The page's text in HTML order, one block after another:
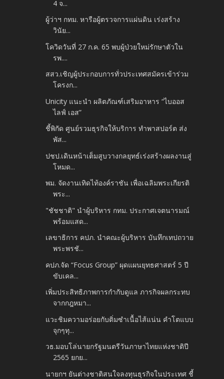
4 จ...
ผู้ว่าฯ กทม. หารือผู้ตรวจการแผ่นดิน เร่งสร้าง
วินัย...
โควิดวันที่ 27 ก.ค. 65 พบผู้ป่วยใหม่รักษาตัวใน
รพ....
สสว.เชิญผู้ประกอบการทั่วประเทศสมัครเข้าร่วม
โครงก...
Unicity แนะนำ ผลิตภัณฑ์เสริมอาหาร “ไบออส
ไลฟ์ เอส”
ชี้พิกัด ศูนย์รวมธุรกิจให้บริการ ทำพาสปอร์ต ส่ง
พัส...
ปชป.เดินหน้าเต็มสูบวางกลยุทธ์เร่งสร้างผลงานสู่
โหมด...
พม. จัดงานเทิดไท้องค์ราชัน เพื่อเฉลิมพระเกียรติ
พระ...
"ชัชชาติ" นำผู้บริหาร กทม. ประกาศเจตนารมณ์
พร้อมแสด...
เลขาธิการ คปภ. นำคณะผู้บริหาร บันทึกเทปถวาย
พระพรชั...
คปภ.จัด “Focus Group” ผุดแผนยุทธศาสตร์ 5 ปี
ขับเคล...
เพิ่มประสิทธิภาพการกำกับดูแล ภารกิจผลกระทบ
จากกฎหมา...
แวะชิมความอร่อยกับติ่มซำเนื้อไส้แน่น คำโตแบบ
จุกๆทุ...
วธ.มอบโล่นายกรัฐมนตรีวันภาษาไทยแห่งชาติปี
2565 ยกย...
นายกฯ ยันต่างชาติสนใจลงทุนธุรกิจในประเทศ ชี้